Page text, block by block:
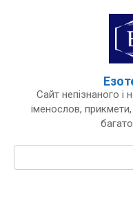
Сайт непізнаного і
іменослов,
Пошук: